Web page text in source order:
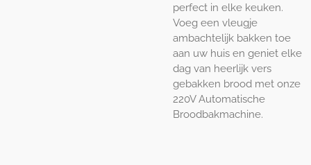
perfect in elke keuken.
Voeg een vleugje
ambachtelijk bakken toe
aan uw huis en geniet elke
dag van heerlijk vers
gebakken brood met onze
220V Automatische
Broodbakmachine.